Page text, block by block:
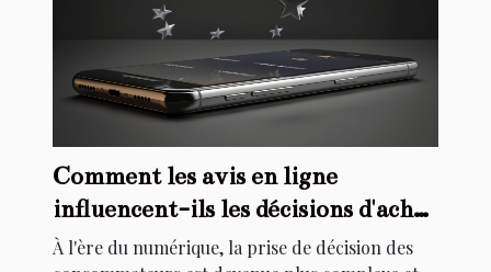
Comment les avis en ligne
influencent-ils les décisions d'achat
des consommateurs ?
À l'ère du numérique, la prise de décision des